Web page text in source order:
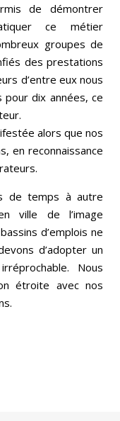
de démontrer
ce métier
groupes de
des prestations
d’entre eux nous
dix années, ce
alors que nos
en reconnaissance
de temps à autre
ville de l’image
d’emplois ne
d’adopter un
Nous
étroite avec nos